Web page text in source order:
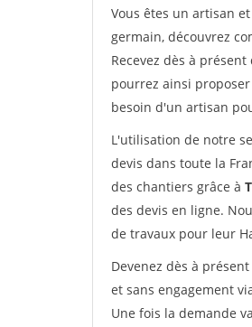
Vous êtes un artisan
germain, découvrez
Recevez dès à
pourrez ainsi
besoin d'un artisan
L'utilisation de notre
devis dans toute la
des chantiers grâce à
des devis en ligne.
de travaux pour leur
Devenez dès à
et sans engagement
Une fois la demande